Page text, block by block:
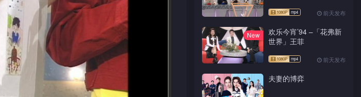
前天发布
New
欢乐今宵’94 –「花弗新
世界」王菲
前天发布
夫妻的博弈